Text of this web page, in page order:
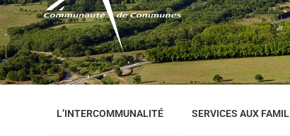
L’INTERCOMMUNALITÉ SERVICES AUX